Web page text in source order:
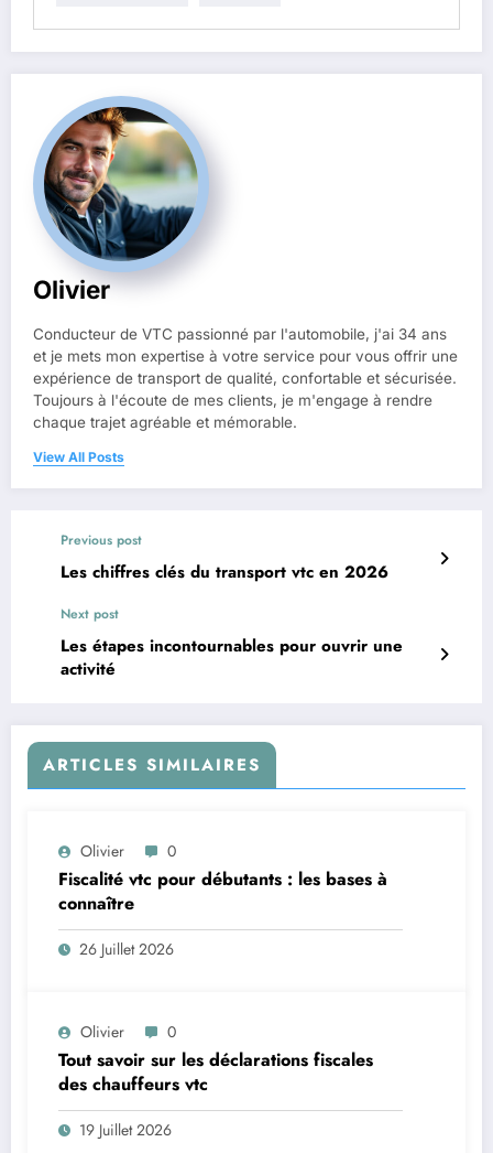
Olivier
Conducteur de VTC passionné par l'automobile, j'ai 34 ans
et je mets mon expertise à votre service pour vous offrir une
expérience de transport de qualité, confortable et sécurisée.
Toujours à l'écoute de mes clients, je m'engage à rendre
chaque trajet agréable et mémorable.
View All Posts
Previous post
Les chiffres clés du transport vtc en 2026
Next post
Les étapes incontournables pour ouvrir une
activité
ARTICLES SIMILAIRES
Olivier 0
Fiscalité vtc pour débutants : les bases à
connaître
26 Juillet 2026
Olivier 0
Tout savoir sur les déclarations fiscales
des chauffeurs vtc
19 Juillet 2026